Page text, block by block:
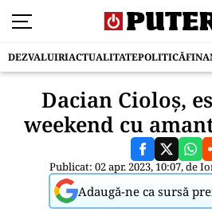
DEZVALUIRIACTUALITATEPOLITICĂ
Dacian Cioloș,
weekend cu
Publicat: 02 apr. 2023, 10:07, de
Adaugă-ne ca sursă